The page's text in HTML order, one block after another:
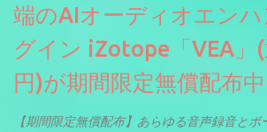
端のAIオーディオエンハ
グイン iZotope「VEA」(
円)が期間限定無償配布中
【期間限定無償配布】あらゆる音声録音と